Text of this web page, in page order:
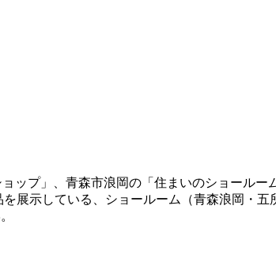
ップ」、青森市浪岡の「住まいのショール
展示している、ショールーム（青森浪岡・